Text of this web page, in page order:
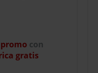
promo con
gratis